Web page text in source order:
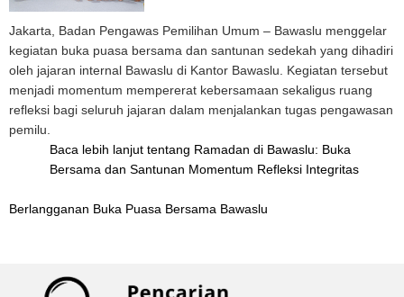
Jakarta, Badan Pengawas Pemilihan Umum – Bawaslu menggelar
kegiatan buka puasa bersama dan santunan sedekah yang dihadiri
oleh jajaran internal Bawaslu di Kantor Bawaslu. Kegiatan tersebut
menjadi momentum mempererat kebersamaan sekaligus ruang
refleksi bagi seluruh jajaran dalam menjalankan tugas pengawasan
pemilu.
Baca lebih lanjut tentang Ramadan di Bawaslu: Buka
Bersama dan Santunan Momentum Refleksi Integritas
Berlangganan Buka Puasa Bersama Bawaslu